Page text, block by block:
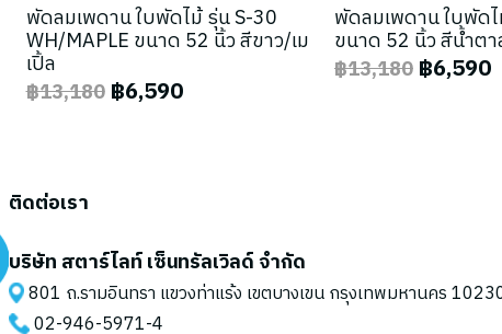
พัดลมเพดาน ใบพัดไม้ รุ่น S-30
WH/MAPLE ขนาด 52 นิ้ว สีขาว/เม
เปิ้ล
฿13,180 ฿6,590
พัดลมเพดาน ใบพัด
ขนาด 52 นิ้ว สีน้ำตา
฿13,180 ฿6,590
ติดต่อเรา
บริษัท สตาร์ไลท์ เซ็นทรัลเวิลด์ จำกัด
801 ถ.รามอินทรา แขวงท่าแร้ง เขตบางเขน กรุงเทพมหานคร
02-946-5971-4